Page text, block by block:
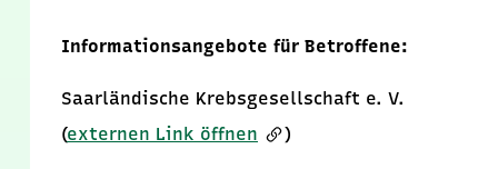
Informationsangebote für Betroffene:
Saarländische Krebsgesellschaft e. V.
(externen Link öffnen )